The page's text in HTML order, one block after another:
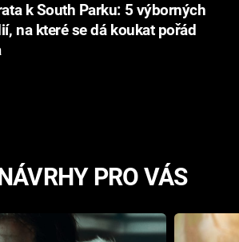
k South Parku: 5 výborných
na které se dá koukat pořád
PRO VÁS